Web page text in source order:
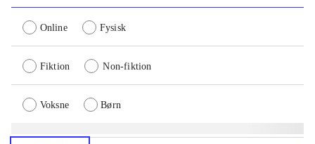
Online Fysisk
Fiktion Non-fiktion
Voksne Børn